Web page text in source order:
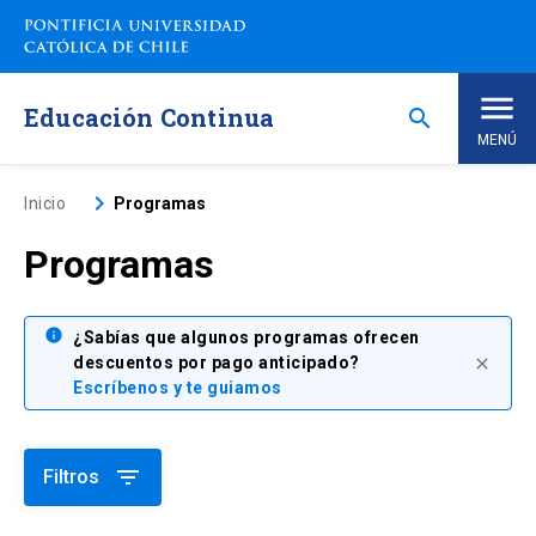
Saltar
contenido
Educación Continua search
MENÚ
Inicio
Nosotros
Programas de Estudio
Programas Corporativos
Noticias
Inicio keyboard_arrow_right Programas
Programas
info
¿Sabías que algunos programas ofrecen
descuentos por pago anticipado?
Escríbenos y te guiamos
close
Filtros filter_list